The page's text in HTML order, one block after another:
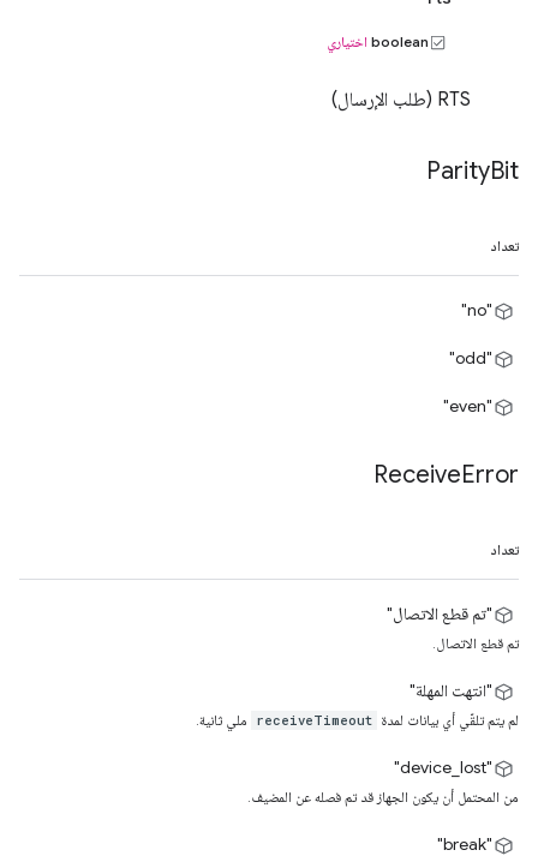
boolean اختياري
RTS (طلب الإرسال)
ParityBit
تعداد
"no"
"odd"
"even"
ReceiveError
تعداد
"تم قطع الاتصال"
تم قطع الاتصال.
"انتهت المهلة"
لم يتم تلقّي أي بيانات لمدة receiveTimeout ملي ثانية.
"device_lost"
من المحتمل أن يكون الجهاز قد تم فصله عن المضيف.
"break"